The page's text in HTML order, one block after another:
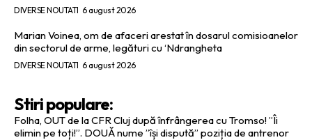
DIVERSE NOUTATI 6 august 2026
Marian Voinea, om de afaceri arestat în dosarul comisioanelor
din sectorul de arme, legături cu ‘Ndrangheta
DIVERSE NOUTATI 6 august 2026
Stiri populare:
Folha, OUT de la CFR Cluj după înfrângerea cu Tromso! ”Îi
elimin pe toți!”. DOUĂ nume ”își dispută” poziția de antrenor